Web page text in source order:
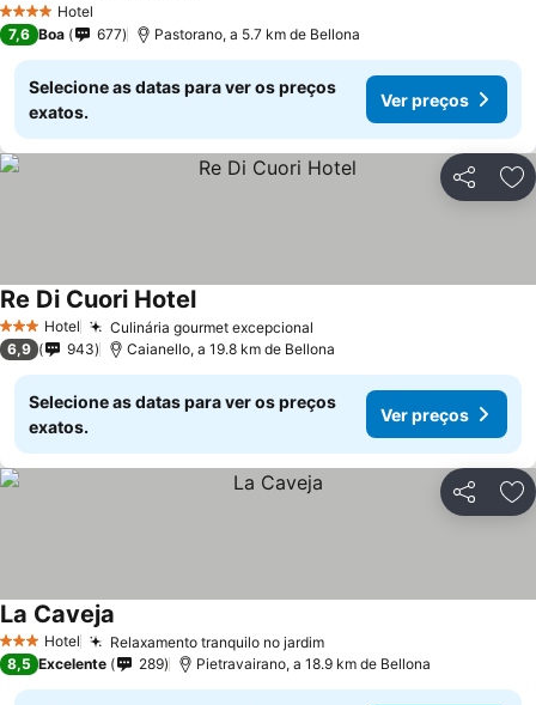
4 EstrelasHotel
7,6 Boa 677 Pastorano, a 5.7 km de Bellona
Selecione as datas para ver os preços
exatos.
Ver preços
Partilhar
3 EstrelasHotel Culinária gourmet excepcional
Re Di Cuori Hotel
6,9 943 Caianello, a 19.8 km de Bellona
Selecione as datas para ver os preços
exatos.
Ver preços
Partilhar
3 EstrelasHotel Relaxamento tranquilo no jardim
La Caveja
8,5 Excelente 289 Pietravairano, a 18.9 km de Bellona